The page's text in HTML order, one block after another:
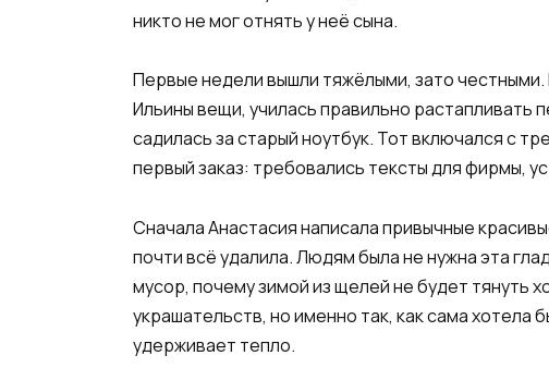
никто не мог отнять у неё сына.
Первые недели вышли тяжёлыми, зато
Ильины вещи, училась правильно растапливать
садилась за старый ноутбук. Тот включался с
первый заказ: требовались тексты для фирмы,
Сначала Анастасия написала привычные
почти всё удалила. Людям была не нужна эта
мусор, почему зимой из щелей не будет тянуть
украшательств, но именно так, как сама хотела
удерживает тепло.